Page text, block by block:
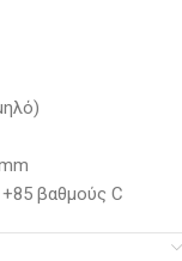
βαθμούς C